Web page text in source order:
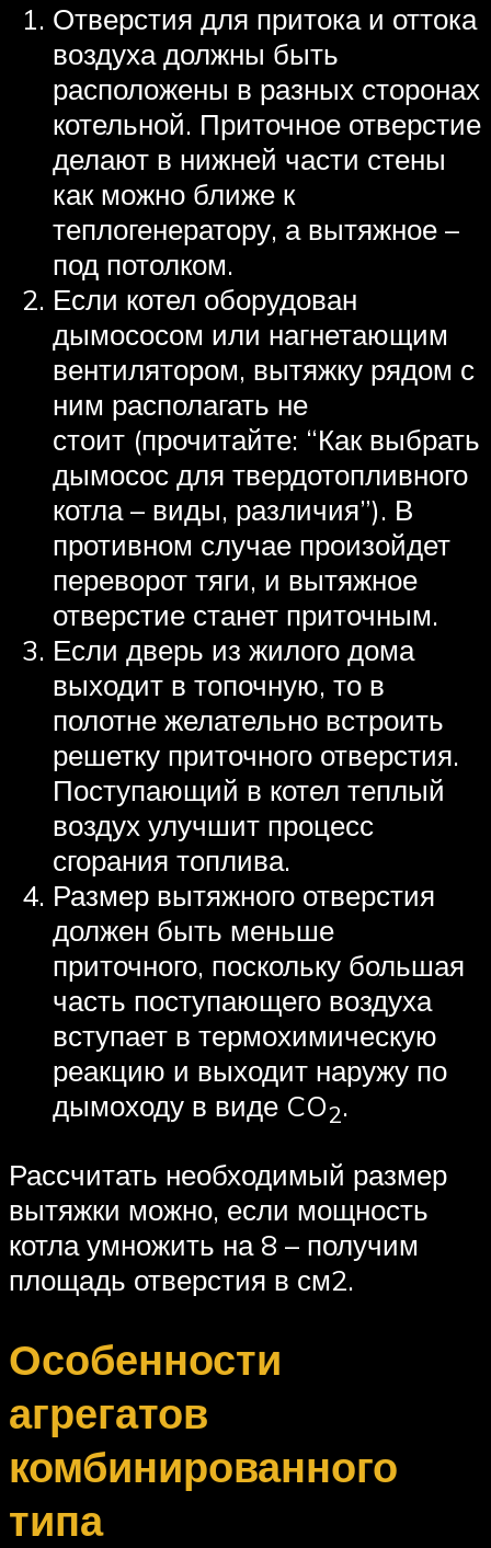
Отверстия для притока и оттока
воздуха должны быть
расположены в разных сторонах
котельной. Приточное отверстие
делают в нижней части стены
как можно ближе к
теплогенератору, а вытяжное –
под потолком.
Если котел оборудован
дымососом или нагнетающим
вентилятором, вытяжку рядом с
ним располагать не
стоит (прочитайте: “Как выбрать
дымосос для твердотопливного
котла – виды, различия”). В
противном случае произойдет
переворот тяги, и вытяжное
отверстие станет приточным.
Если дверь из жилого дома
выходит в топочную, то в
полотне желательно встроить
решетку приточного отверстия.
Поступающий в котел теплый
воздух улучшит процесс
сгорания топлива.
Размер вытяжного отверстия
должен быть меньше
приточного, поскольку большая
часть поступающего воздуха
вступает в термохимическую
реакцию и выходит наружу по
дымоходу в виде CO2.
Рассчитать необходимый размер
вытяжки можно, если мощность
котла умножить на 8 – получим
площадь отверстия в см2.
Особенности
агрегатов
комбинированного
типа